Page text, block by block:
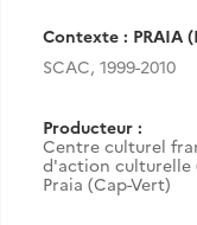
Contexte : PRAIA
SCAC, 1999-2010
Producteur :
Centre culturel
d'action culturelle
Praia (Cap-Vert)